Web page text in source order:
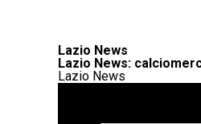
Lazio News
Lazio News:
Lazio News